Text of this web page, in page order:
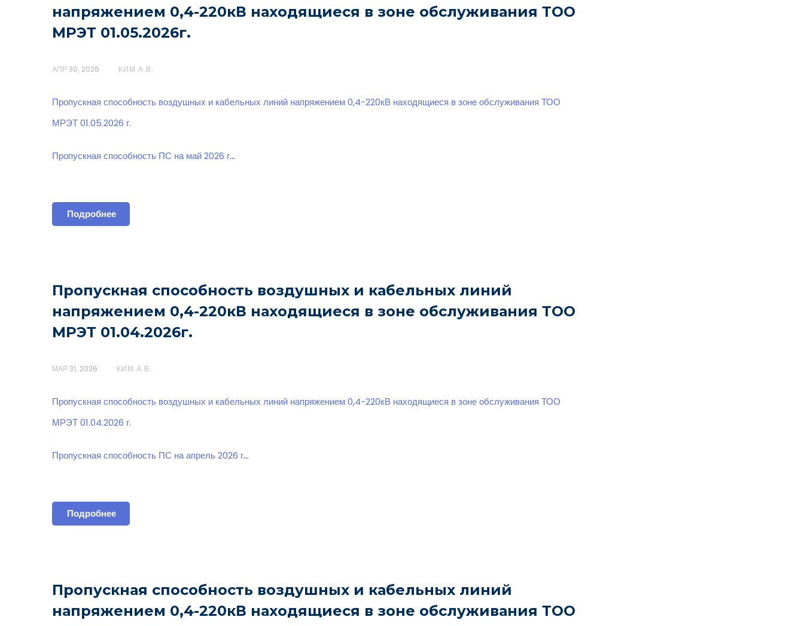
напряжением 0,4-220кВ находящиеся в зоне обслуживания ТОО
МРЭТ 01.05.2026г.
АПР 30, 2026 КИМ А.В.
Пропускная способность воздушных и кабельных линий напряжением 0,4-220кВ находящиеся в зоне обслуживания ТОО
МРЭТ 01.05.2026 г.
Пропускная способность ПС на май 2026 г…
Подробнее
Пропускная способность воздушных и кабельных линий
напряжением 0,4-220кВ находящиеся в зоне обслуживания ТОО
МРЭТ 01.04.2026г.
МАР 31, 2026 КИМ А.В.
Пропускная способность воздушных и кабельных линий напряжением 0,4-220кВ находящиеся в зоне обслуживания ТОО
МРЭТ 01.04.2026 г.
Пропускная способность ПС на апрель 2026 г…
Подробнее
Пропускная способность воздушных и кабельных линий
напряжением 0,4-220кВ находящиеся в зоне обслуживания ТОО